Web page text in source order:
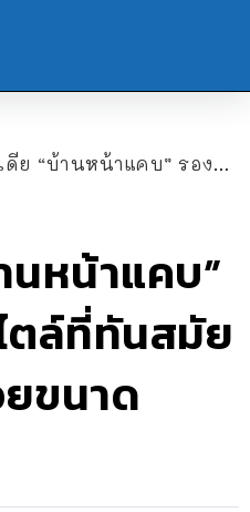
หน้าแคบ” รองรับไลฟ์สไตล์ที่ทันสมัย บนพื้นที่ใช้สอยขนาดจำกัด
นหน้าแคบ”
ตล์ที่ทันสมัย
ขนาด